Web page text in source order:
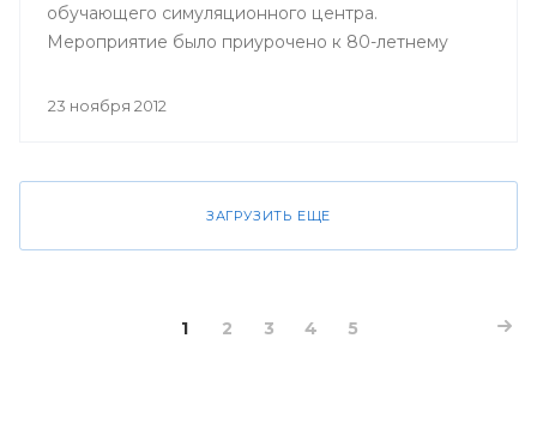
обучающего симуляционного центра.
Мероприятие было приурочено к 80-летнему
23 ноября 2012
ЗАГРУЗИТЬ ЕЩЕ
1 2 3 4 5